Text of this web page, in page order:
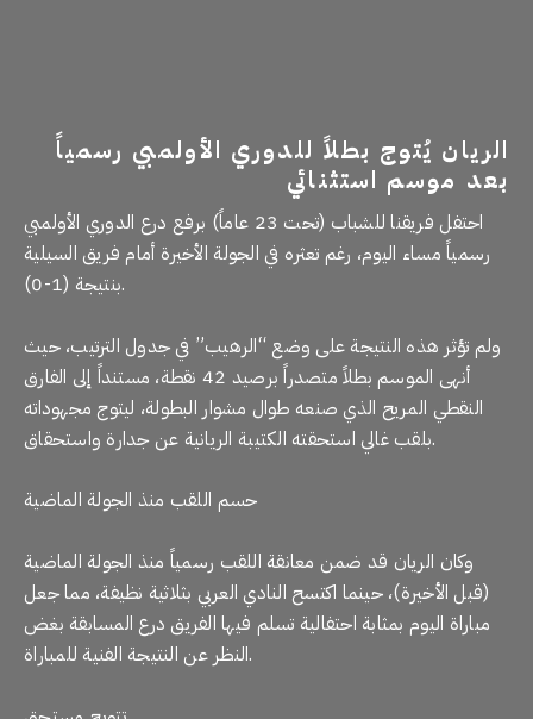
الريان يُتوج بطلاً للدوري الأولمبي رسمياً
بعد موسم استثنائي
احتفل فريقنا للشباب (تحت 23 عاماً) برفع درع الدوري الأولمبي
رسمياً مساء اليوم، رغم تعثره في الجولة الأخيرة أمام فريق السيلية
بنتيجة (1-0).
ولم تؤثر هذه النتيجة على وضع “الرهيب” في جدول الترتيب، حيث
أنهى الموسم بطلاً متصدراً برصيد 42 نقطة، مستنداً إلى الفارق
النقطي المريح الذي صنعه طوال مشوار البطولة، ليتوج مجهوداته
بلقب غالي استحقته الكتيبة الريانية عن جدارة واستحقاق.
حسم اللقب منذ الجولة الماضية
وكان الريان قد ضمن معانقة اللقب رسمياً منذ الجولة الماضية
(قبل الأخيرة)، حينما اكتسح النادي العربي بثلاثية نظيفة، مما جعل
مباراة اليوم بمثابة احتفالية تسلم فيها الفريق درع المسابقة بغض
النظر عن النتيجة الفنية للمباراة.